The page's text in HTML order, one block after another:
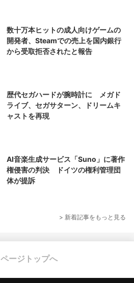
数十万本ヒットの成人向けゲームの
開発者、Steamでの売上を国内銀行
から受取拒否されたと報告
歴代セガハードが腕時計に メガド
ライブ、セガサターン、ドリームキ
ャストを再現
AI音楽生成サービス「Suno」に著作
権侵害の判決 ドイツの権利管理団
体が提訴
> 新着記事をもっと見る
ページトップへ